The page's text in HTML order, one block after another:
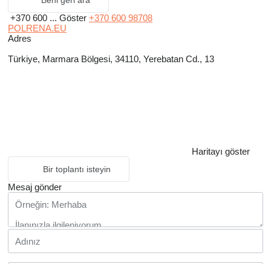
+370 600 ... Göster +370 600 98708
POLRENA.EU
Adres
Türkiye, Marmara Bölgesi, 34110, Yerebatan Cd., 13
Haritayı göster
Bir toplantı isteyin
Mesaj gönder